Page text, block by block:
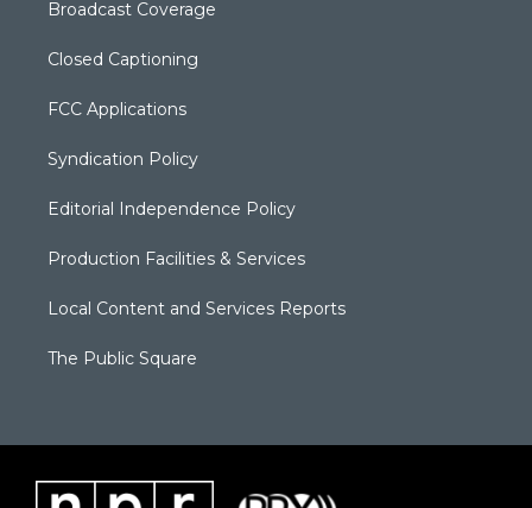
Broadcast Coverage
Closed Captioning
FCC Applications
Syndication Policy
Editorial Independence Policy
Production Facilities & Services
Local Content and Services Reports
The Public Square